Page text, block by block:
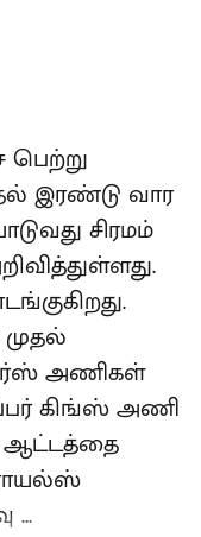
பெற்று
இரண்டு வார
சிரமம்
அணிகள்
கிங்ஸ் அணி
ஆட்டத்தை
...